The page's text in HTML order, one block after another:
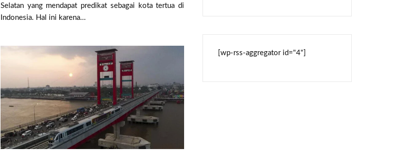
Selatan yang mendapat predikat sebagai kota tertua di
Indonesia. Hal ini karena…
[wp-rss-aggregator id="4"]